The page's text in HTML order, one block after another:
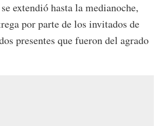
extendió hasta la medianoche,
por parte de los invitados de
presentes que fueron del agrado